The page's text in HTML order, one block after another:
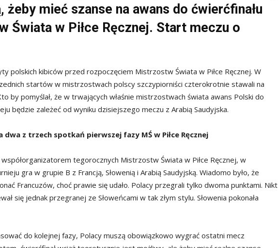
żeby mieć szanse na awans do ćwierćfinału
Świata w Piłce Ręcznej. Start meczu o
polskich kibiców przed rozpoczęciem Mistrzostw Świata w Piłce Ręcznej. W
startów w mistrzostwach polscy szczypiorniści czterokrotnie stawali na
by pomyślał, że w trwających właśnie mistrzostwach świata awans Polski do
będzie zależeć od wyniku dzisiejszego meczu z Arabią Saudyjska.
dwa z trzech spotkań pierwszej fazy MŚ w Piłce Ręcznej
tegorocznych Mistrzostw Świata w Piłce Ręcznej, w
gra w grupie B z Francją, Słowenią i Arabią Saudyjską. Wiadomo było, że
Francuzów, choć prawie się udało. Polacy przegrali tylko dwoma punktami. Nikt
się jednak przegranej ze Słoweńcami w tak złym stylu. Słowenia pokonała
do kolejnej fazy, Polacy muszą obowiązkowo wygrać ostatni mecz